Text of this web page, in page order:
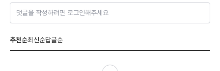
댓글을 작성하려면 로그인해주세요
추천순최신순답글순